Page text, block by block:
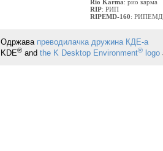
Rio Karma: рио карма
RIP: РИП
RIPEMD-160:
Одржава преводилачка дружина КДЕ-а
KDE®and the K Desktop Environment®logo